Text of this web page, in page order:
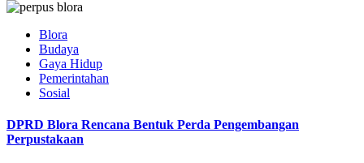
Blora
Budaya
Gaya Hidup
Pemerintahan
Sosial
DPRD Blora Rencana Bentuk Perda Pengembangan
Perpustakaan